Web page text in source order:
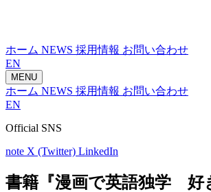
ホーム NEWS 採用情報 お問い合わせ
EN
MENU
ホーム NEWS 採用情報 お問い合わせ
EN
Official SNS
note X (Twitter) LinkedIn
書籍『漫画で英語独学 好